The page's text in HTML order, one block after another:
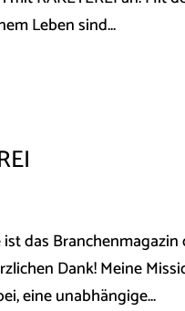
Leben sind...
das Branchenmagazin
Dank! Meine
eine unabhängige...